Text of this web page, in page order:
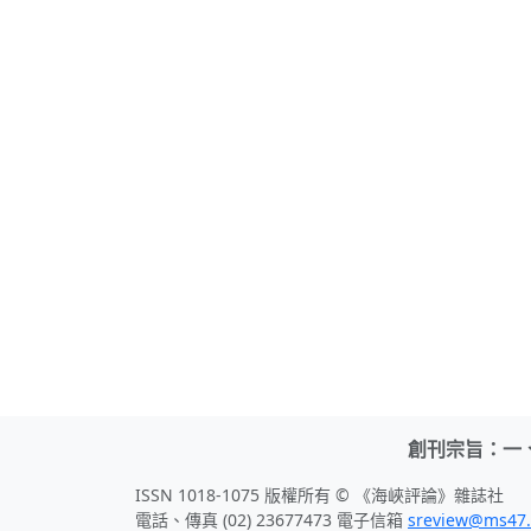
創刊宗旨：一
ISSN 1018-1075 版權所有 © 《海峽評論》雜誌社
電話、傳真 (02) 23677473 電子信箱